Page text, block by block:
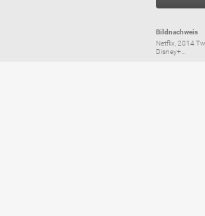
Bildnachweis
Netflix, 2014
Disney+...